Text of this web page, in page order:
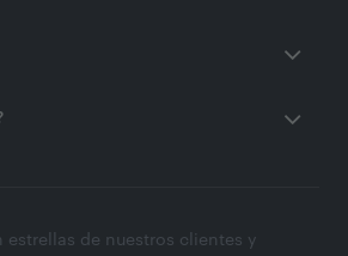
estrellas de nuestros clientes y